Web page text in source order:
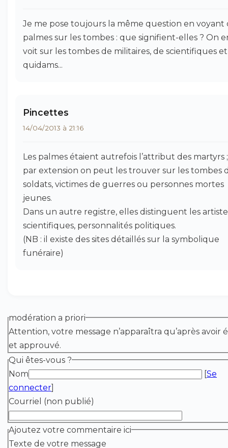
Je me pose toujours la même question en voyant
palmes sur les tombes : que signifient-elles ? On
voit sur les tombes de militaires, de scientifiques
quidams...
Pincettes
14/04/2013 à 21:16
Les palmes étaient autrefois l’attribut des martyrs ;
par extension on peut les trouver sur les tombes
soldats, victimes de guerres ou personnes mortes
jeunes.
Dans un autre registre, elles distinguent les
scientifiques, personnalités politiques.
(NB : il existe des sites détaillés sur la symbolique
funéraire)
modération a priori
Attention, votre message n’apparaîtra qu’après avoir
et approuvé.
Qui êtes-vous ?
Nom
[Se
connecter]
Courriel (non publié)
Ajoutez votre commentaire ici
Texte de votre message